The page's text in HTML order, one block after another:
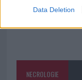
Data Deletion
NECROLOGIE